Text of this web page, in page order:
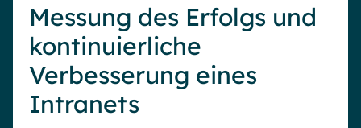
Messung des Erfolgs und
kontinuierliche
Verbesserung eines
Intranets